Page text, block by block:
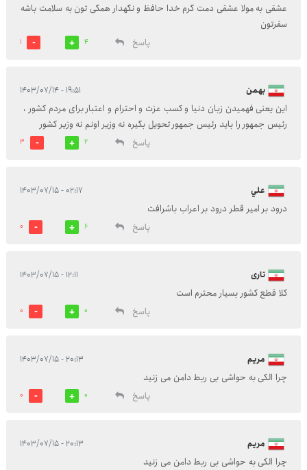
عشقی به مولا عشقی دمت گرم خدا حافظ و نگهدار همگی تون به سلامت باشه
سفرتون
پاسخ
4
1
بهمن ۱۹:۵۱ - ۱۴۰۳/۰۷/۱۴
این یعنی فهمیدن زبان دنیا و کسب عزت و احترام و اعتبار برای مردم کشور ،
رئیس جمهور را باید رئیس جمهور تحویل بگیره نه وزیر اونم نه وزیر کشور
پاسخ
2
3
علي ۰۲:۱۷ - ۱۴۰۳/۰۷/۱۵
درود بر امیر قطر درود بر اعراب باشرافت
پاسخ
6
0
تاری ۱۲:۱۱ - ۱۴۰۳/۰۷/۱۵
کلا قطع کشور بسیار محترم است
پاسخ
0
0
مریم ۲۰:۱۳ - ۱۴۰۳/۰۷/۱۵
چرا الکی به حواشی بی ربط دامن می زنید
پاسخ
0
0
مریم ۲۰:۱۳ - ۱۴۰۳/۰۷/۱۵
چرا الکی به حواشی بی ربط دامن می زنید